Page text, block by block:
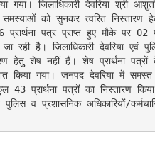
समस्याओं को सुनकर त्वरित निस्तारण
पत्र प्राप्त हुए मौके पर 02
रही है। जिलाधिकारी देवरिया एवं
हेतुु शेष नहीं हैं। शेष प्रार्थना पत्रों
किया गया। जनपद देवरिया में
43 प्रार्थना पत्रों का निस्तारण
व प्रशासनिक अधिकारियों/